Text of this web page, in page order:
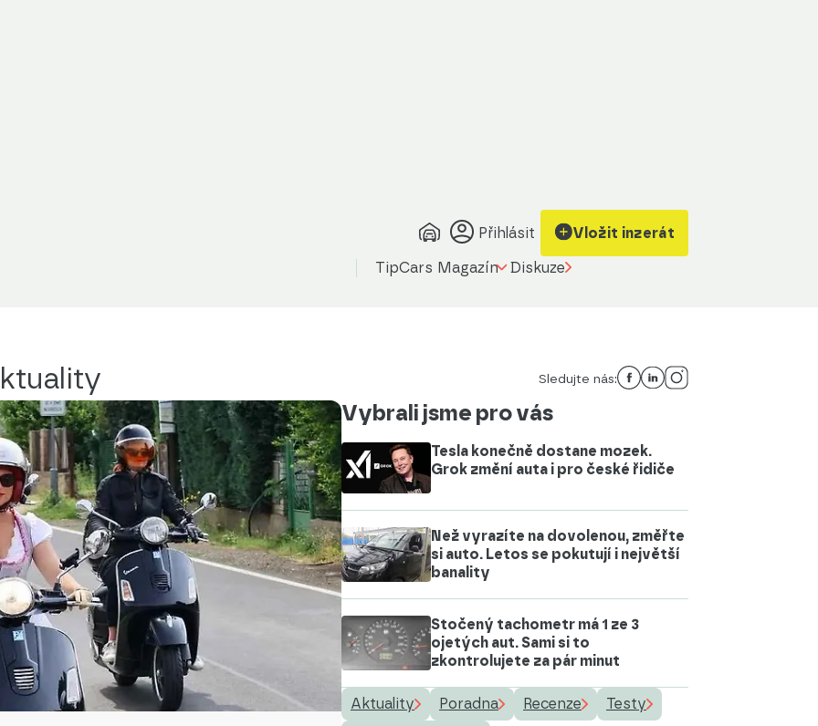
Přihlásit Vložit inzerát
TipCars Magazín Diskuze
Sledujte nás:
Vybrali jsme pro vás
Tesla konečně dostane mozek.
Grok změní auta i pro české řidiče
Než vyrazíte na dovolenou, změřte
si auto. Letos se pokutují i největší
banality
Stočený tachometr má 1 ze 3
ojetých aut. Sami si to
zkontrolujete za pár minut
Aktuality Poradna Recenze
Testy